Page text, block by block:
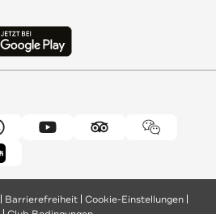
Barrierefreiheit Cookie-Einstellungen